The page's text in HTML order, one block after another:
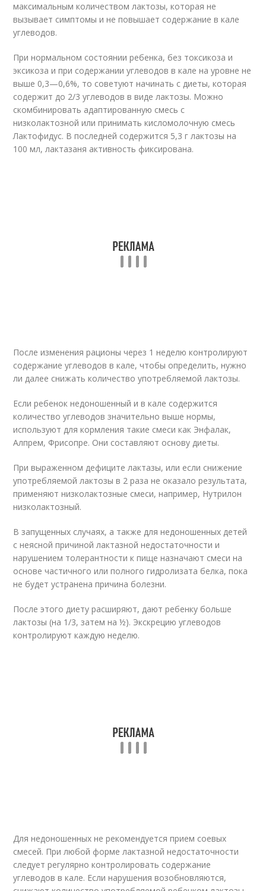
максимальным количеством лактозы, которая не
вызывает симптомы и не повышает содержание в кале
углеводов.
При нормальном состоянии ребенка, без токсикоза и
эксикоза и при содержании углеводов в кале на уровне не
выше 0,3—0,6%, то советуют начинать с диеты, которая
содержит до 2/3 углеводов в виде лакто­зы. Можно
скомбинировать адаптированную смесь с
низколактозной или принимать кисломолочную смесь
Лактофидус. В последней содержится 5,3 г лактозы на
100 мл, лактазаня активность фиксирована.
После изменения рационы через 1 неделю контролируют
содержание углеводов в кале, чтобы определить, нужно
ли далее снижать количество употребляемой лактозы.
Если ребенок недоношенный и в кале содержится
количество углеводов значительно выше нормы,
используют для кормления такие смеси как Энфалак,
Алпрем, Фрисопре. Они составляют основу диеты.
При выраженном дефиците лактазы, или если снижение
употребляемой лактозы в 2 раза не оказало результата,
применяют низколактозные смеси, например, Нутрилон
низко­лактозный.
В запущенных случаях, а также для недоношенных детей
с неясной причиной лактазной недостаточности и
нарушением толерантности к пище назначают смеси на
основе частичного или полного гидролизата белка, пока
не будет устранена причина болезни.
После этого диету расширяют, дают ребенку больше
лактозы (на 1/3, затем на ½). Экскрецию углеводов
контролируют каждую неделю.
Для недоношенных не рекомендуется прием соевых
смесей. При любой форме лактазной недостаточности
следует регулярно контролировать содержание
углеводов в кале. Если нарушения возобновляются,